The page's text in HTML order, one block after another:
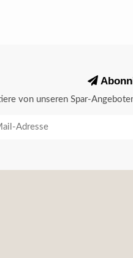
von unseren Spar-